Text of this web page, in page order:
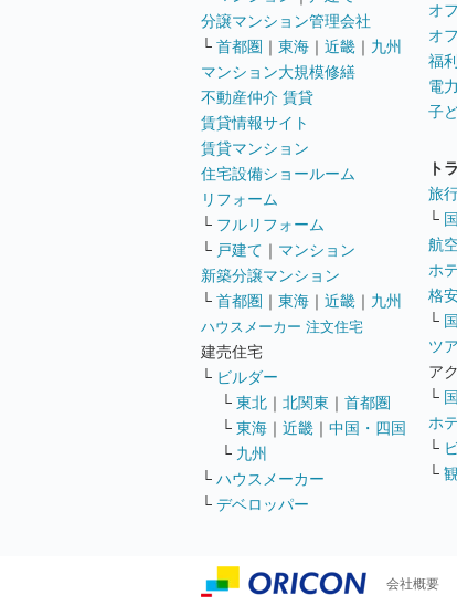
分譲マンション管理会社
└ 首都圏 ｜ 東海 ｜ 近畿 ｜ 九州
マンション大規模修繕
不動産仲介 賃貸
賃貸情報サイト
賃貸マンション
住宅設備ショールーム
リフォーム
└ フルリフォーム
└ 戸建て ｜ マンション
新築分譲マンション
└ 首都圏 ｜ 東海 ｜ 近畿 ｜ 九州
ハウスメーカー 注文住宅
建売住宅
└ ビルダー
└ 東北 ｜ 北関東 ｜ 首都圏
└ 東海 ｜ 近畿 ｜ 中国・四国
└ 九州
└ ハウスメーカー
└ デベロッパー
オ
オ
福
電
子
ト
旅
└
航
ホ
格
└
ツ
ア
└
ホ
└
└
会社概要